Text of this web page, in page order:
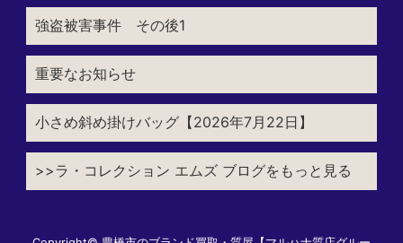
強盗被害事件 その後1
重要なお知らせ
小さめ斜め掛けバッグ【2026年7月22日】
>>ラ・コレクション エムズ ブログをもっと見る